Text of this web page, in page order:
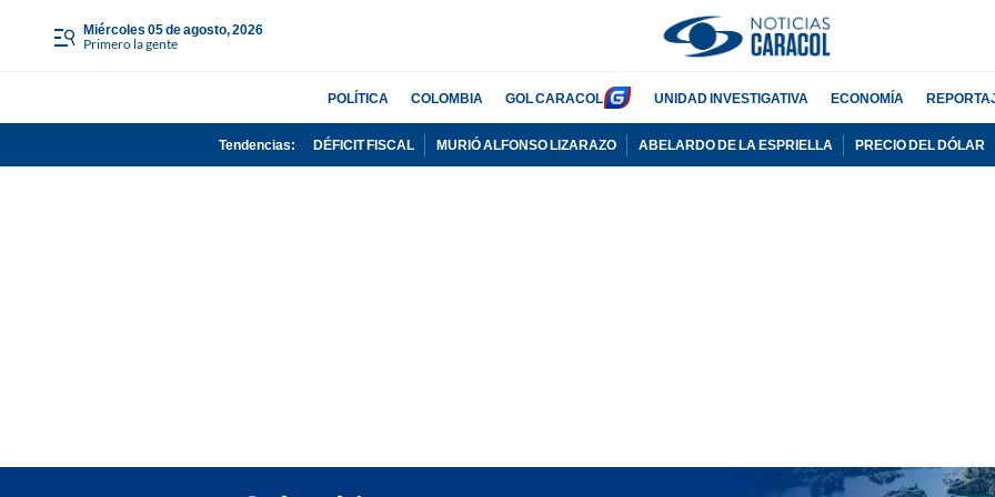
miércoles 05 de agosto, 2026
Primero la gente
POLÍTICA COLOMBIA GOL CARACOL UNIDAD INVESTIGATIVA ECONOMÍA
Tendencias: DÉFICIT FISCAL MURIÓ ALFONSO LIZARAZO ABELARDO DE LA ESPRIELLA PRECIO DEL DÓLAR